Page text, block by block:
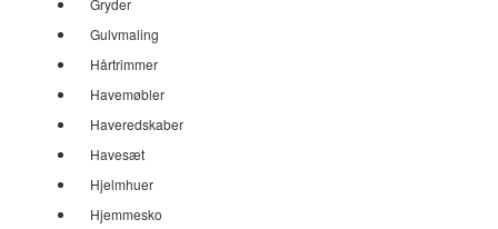
Gryder
Gulvmaling
Hårtrimmer
Havemøbler
Haveredskaber
Havesæt
Hjelmhuer
Hjemmesko